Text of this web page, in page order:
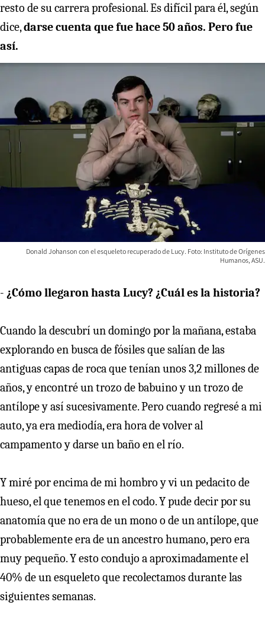
resto de su carrera profesional. Es difícil para él, según
dice,darse cuenta que fue hace 50 años. Pero fue
así.
Donald Johanson con el esqueleto recuperado de Lucy. Foto: Instituto de Orígenes
Humanos, ASU.
- ¿Cómo llegaron hasta Lucy? ¿Cuál es la historia?
Cuando la descubrí un domingo por la mañana, estaba
explorando en busca de fósiles que salían de las
antiguas capas de roca que tenían unos 3,2 millones de
años, y encontré un trozo de babuino y un trozo de
antílope y así sucesivamente. Pero cuando regresé a mi
auto, ya era mediodía, era hora de volver al
campamento y darse un baño en el río.
Y miré por encima de mi hombro y vi un pedacito de
hueso, el que tenemos en el codo. Y pude decir por su
anatomía que no era de un mono o de un antílope, que
probablemente era de un ancestro humano, pero era
muy pequeño. Y esto condujo a aproximadamente el
40% de un esqueleto que recolectamos durante las
siguientes semanas.